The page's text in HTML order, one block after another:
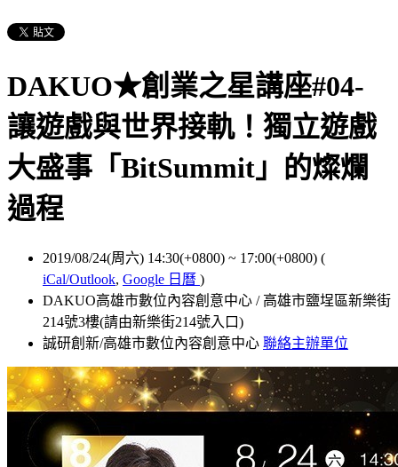
DAKUO★創業之星講座#04-
讓遊戲與世界接軌！獨立遊戲
大盛事「BitSummit」的燦爛
過程
2019/08/24(周六) 14:30(+0800) ~ 17:00(+0800) (
iCal/Outlook, Google 日曆 )
DAKUO高雄市數位內容創意中心 / 高雄市鹽埕區新樂街
214號3樓(請由新樂街214號入口)
誠研創新/高雄市數位內容創意中心 聯絡主辦單位